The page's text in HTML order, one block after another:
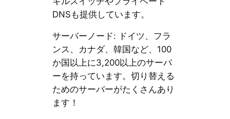
DNSも提供しています。
サーバーノード: ドイツ、フラ
ンス、カナダ、韓国など、100
か国以上に3,200以上のサーバ
ーを持っています。切り替える
ためのサーバーがたくさんあり
ます！